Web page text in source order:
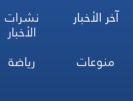
آخر الأخبار نشرات
الأخبار
منوعات
رياضة